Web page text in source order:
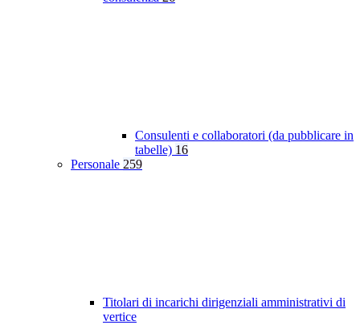
Consulenti e collaboratori (da pubblicare in
tabelle) 16
Personale 259
Titolari di incarichi dirigenziali amministrativi di
vertice